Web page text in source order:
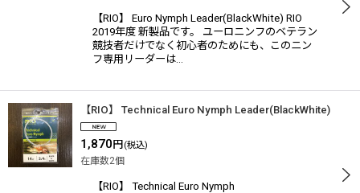
【RIO】 Euro Nymph Leader(BlackWhite) RIO
2019年度 新製品です。 ユーロニンフのベテラン
競技者だけでなく初心者のためにも、このニン
フ専用リーダーは…
【RIO】 Technical Euro Nymph Leader(BlackWhite)
1,870 円 (税込)
在庫数2個
【RIO】 Technical Euro Nymph